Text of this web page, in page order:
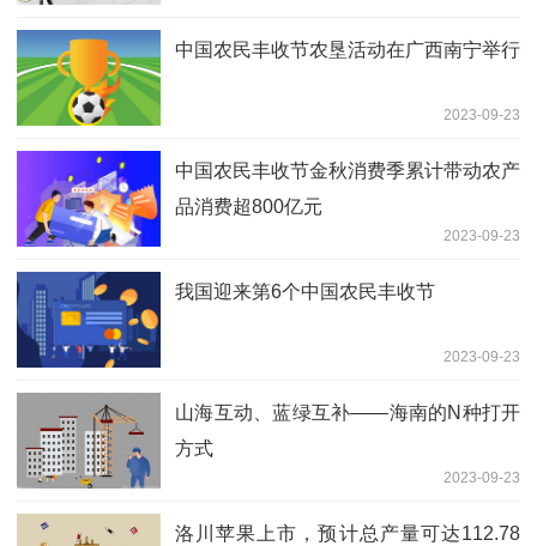
中国农民丰收节农垦活动在广西南宁举行
2023-09-23
中国农民丰收节金秋消费季累计带动农产
品消费超800亿元
2023-09-23
我国迎来第6个中国农民丰收节
2023-09-23
山海互动、蓝绿互补——海南的N种打开
方式
2023-09-23
洛川苹果上市，预计总产量可达112.78